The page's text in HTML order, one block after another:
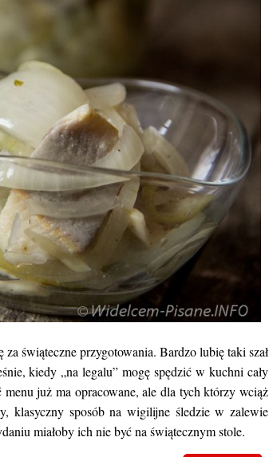
świąteczne przygotowania. Bardzo lubię taki szał
kiedy „na legalu” mogę spędzić w kuchni cały
już ma opracowane, ale dla tych którzy wciąż
klasyczny sposób na wigilijne śledzie w zalewie
miałoby ich nie być na świątecznym stole.